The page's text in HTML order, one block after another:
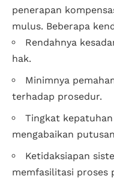
penerapan
mulus. Beberapa
Rendahnya
hak.
Minimnya
terhadap prosedur.
Tingkat
mengabaikan
Ketidaksiapan
memfasilitasi proses